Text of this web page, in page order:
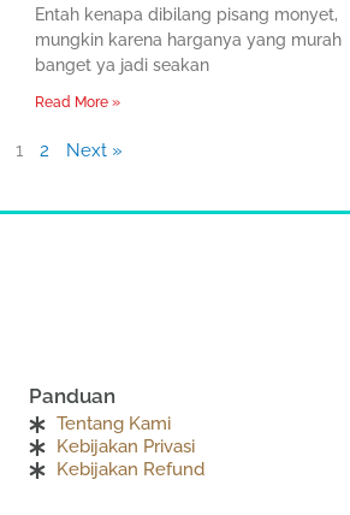
Entah kenapa dibilang pisang monyet,
mungkin karena harganya yang murah
banget ya jadi seakan
Read More »
1 2 Next »
Panduan
Tentang Kami
Kebijakan Privasi
Kebijakan Refund